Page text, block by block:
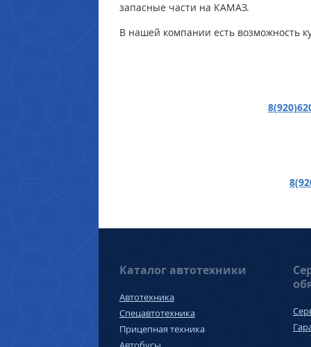
запасные части на КАМАЗ.
В нашей компании есть возможность
Каталог автотехники
Автотехника
Спецавтотехника
Прицепная техника